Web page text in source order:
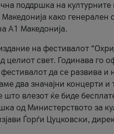
поддршка на културните
како
A1 Македонија.
на фестивалот
целиот свет. Годинава го
да се развива и
два значајни концерти
влезот ќе биде
од Министерството за
Ѓорѓи Цуцковски,